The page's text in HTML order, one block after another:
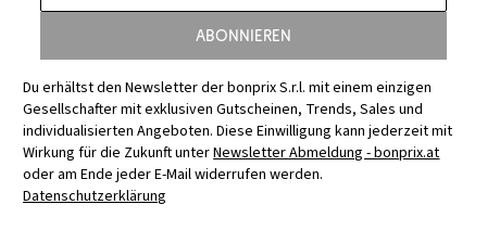
Abonnieren
Du erhältst den Newsletter der bonprix S.r.l. mit einem einzigen
Gesellschafter mit exklusiven Gutscheinen, Trends, Sales und
individualisierten Angeboten. Diese Einwilligung kann jederzeit mit
Wirkung für die Zukunft unterNewsletter Abmeldung - bonprix.at
oder am Ende jeder E-Mail widerrufen werden.
Datenschutzerklärung